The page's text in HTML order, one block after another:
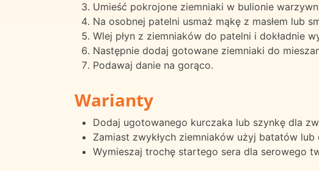
Umieść pokrojone ziemniaki w bulionie
Na osobnej patelni usmaż mąkę z masłem lub
Wlej płyn z ziemniaków do patelni i dokładnie
Następnie dodaj gotowane ziemniaki do
Podawaj danie na gorąco.
Warianty
Dodaj ugotowanego kurczaka lub szynkę dla
Zamiast zwykłych ziemniaków użyj batatów
Wymieszaj trochę startego sera dla serowego